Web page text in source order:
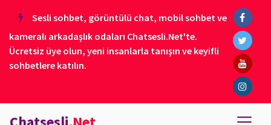
Sesli sohbet, görüntülü chat, mobil sohbet ve
kameralı arkadaşlık odaları Chatsesli.Net'te.
Ücretsiz üye olun, yeni insanlarla tanışın ve keyifli
sohbetlere katılın.